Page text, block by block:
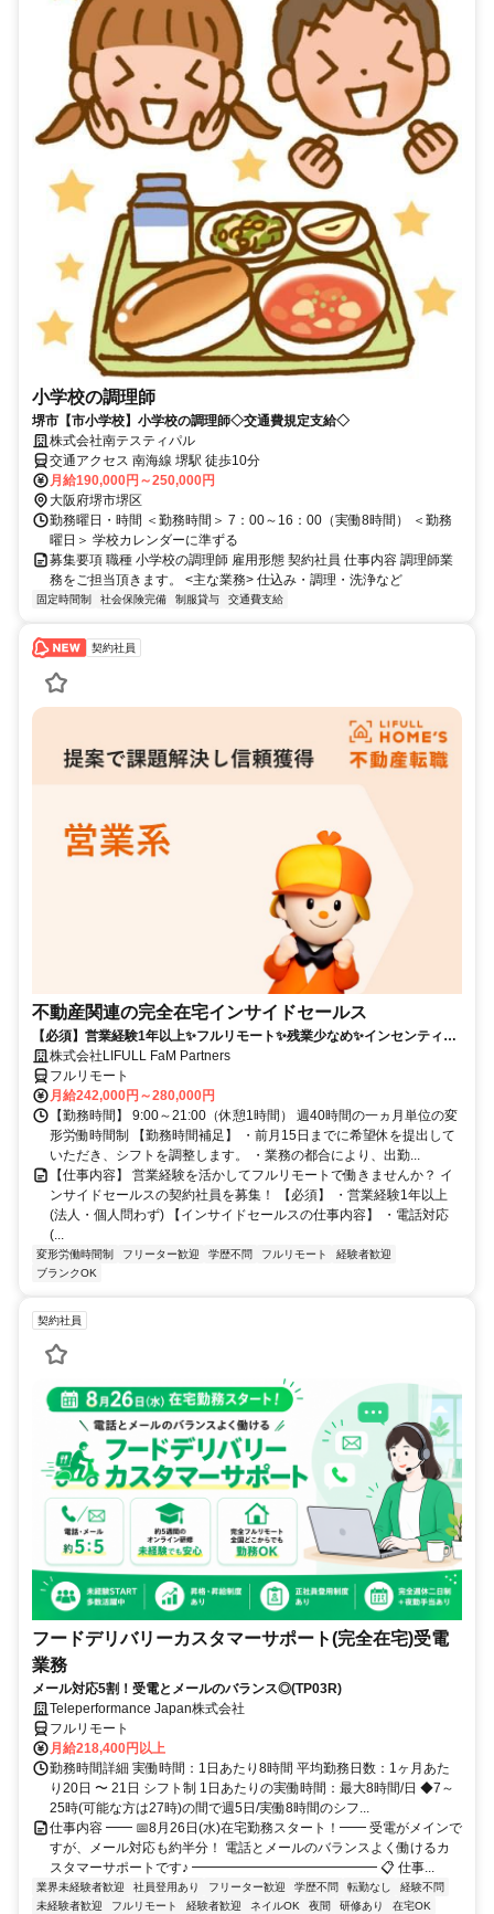
小学校の調理師
堺市【市小学校】小学校の調理師◇交通費規定支給◇
株式会社南テスティパル
交通アクセス 南海線 堺駅 徒歩10分
月給190,000円～250,000円
大阪府堺市堺区
勤務曜日・時間 ＜勤務時間＞ 7：00～16：00（実働8時間） ＜勤務
曜日＞ 学校カレンダーに準ずる
募集要項 職種 小学校の調理師 雇用形態 契約社員 仕事内容 調理師業
務をご担当頂きます。 <主な業務> 仕込み・調理・洗浄など
固定時間制 社会保険完備 制服貸与 交通費支給
契約社員
不動産関連の完全在宅インサイドセールス
【必須】営業経験1年以上✨フルリモート✨残業少なめ✨インセンティブ
有 株式会社LIFULL FaM Partners
フルリモート
月給242,000円～280,000円
【勤務時間】 9:00～21:00（休憩1時間） 週40時間の一ヵ月単位の変
形労働時間制 【勤務時間補足】 ・前月15日までに希望休を提出して
いただき、シフトを調整します。 ・業務の都合により、出勤...
【仕事内容】 営業経験を活かしてフルリモートで働きませんか？ イ
ンサイドセールスの契約社員を募集！ 【必須】 ・営業経験1年以上
(法人・個人問わず) 【インサイドセールスの仕事内容】 ・電話対応
(...
変形労働時間制 フリーター歓迎 学歴不問 フルリモート
経験者歓迎
ブランクOK
契約社員
フードデリバリーカスタマーサポート(完全在宅)受電
業務
メール対応5割！受電とメールのバランス◎(TP03R)
Teleperformance Japan株式会社
フルリモート
月給218,400円以上
勤務時間詳細 実働時間：1日あたり8時間 平均勤務日数：1ヶ月あた
り20日 〜 21日 シフト制 1日あたりの実働時間：最大8時間/日 ◆7～
25時(可能な方は27時)の間で週5日/実働8時間のシフ...
仕事内容 ━━ 📅8月26日(水)在宅勤務スタート！━━ 受電がメインで
すが、メール対応も約半分！ 電話とメールのバランスよく働けるカ
スタマーサポートです♪ ━━━━━━━━━━━━━━ 📋 仕事...
業界未経験者歓迎 社員登用あり フリーター歓迎 学歴不問 転勤なし
経験不問
未経験者歓迎
フルリモート 経験者歓迎 ネイルOK 夜間 研修あり
在宅OK